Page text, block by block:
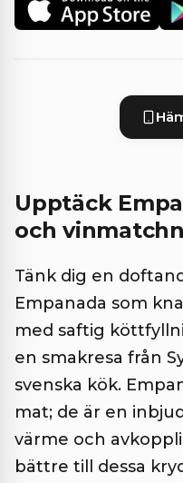
Upptäck
och
Tänk dig en
Empanada som
med saftig
en smakresa från
svenska kök.
mat; de är en
värme och
bättre till dessa